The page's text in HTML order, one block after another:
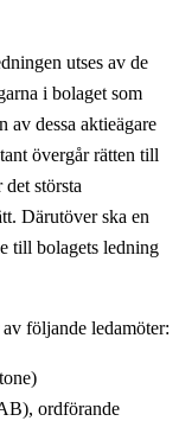
utses av de
i bolaget som
av dessa aktieägare
övergår rätten till
det största
Därutöver ska en
till bolagets ledning
följande ledamöter:
ordförande